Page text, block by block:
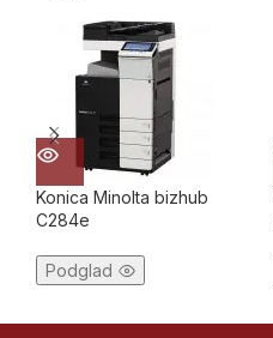
Konica Minolta bizhub
C284e
Podglad